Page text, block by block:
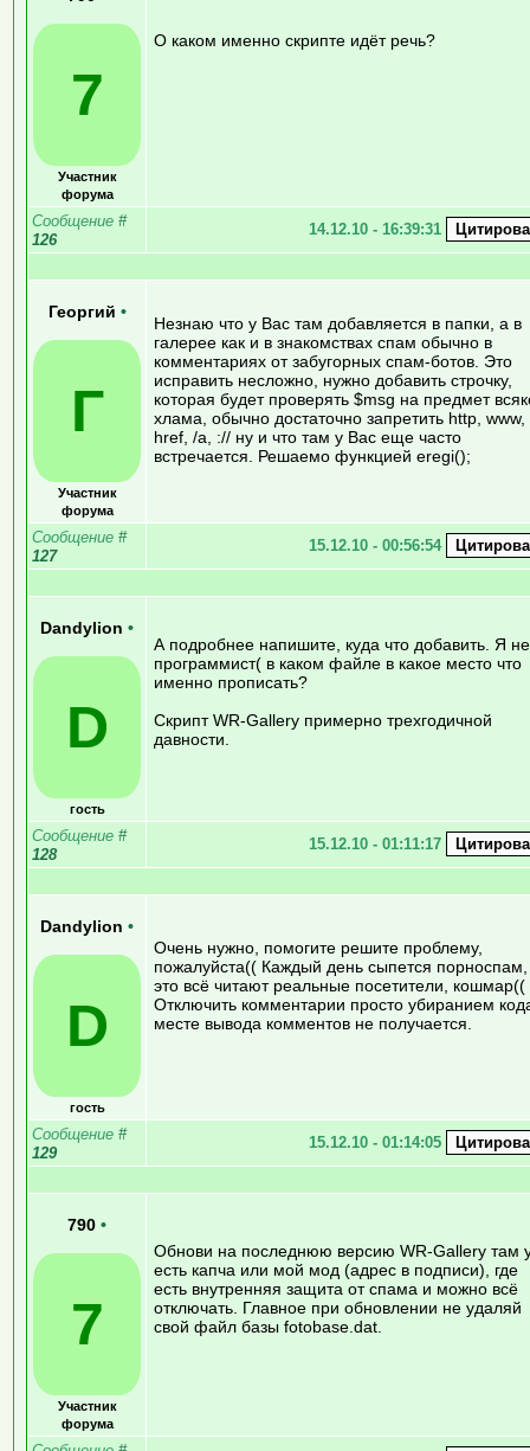
7
Участник
форума
О каком именно скрипте идёт речь?
Сообщение #
126
14.12.10 - 16:39:31
Георгий •
Г
Участник
форума
Незнаю что у Вас там добавляется в папки, а в
галерее как и в знакомствах спам обычно в
комментариях от забугорных спам-ботов. Это
исправить несложно, нужно добавить строчку,
которая будет проверять $msg на предмет
хлама, обычно достаточно запретить http, www,
href, /a, :// ну и что там у Вас еще часто
встречается. Решаемо функцией eregi();
Сообщение #
127
15.12.10 - 00:56:54
Dandylion •
D
гость
А подробнее напишите, куда что добавить. Я не
программист( в каком файле в какое место что
именно прописать?
Скрипт WR-Gallery примерно трехгодичной
давности.
Сообщение #
128
15.12.10 - 01:11:17
Dandylion •
D
гость
Очень нужно, помогите решите проблему,
пожалуйста(( Каждый день сыпется
это всё читают реальные посетители, кошмар((
Отключить комментарии просто убиранием
месте вывода комментов не получается.
Сообщение #
129
15.12.10 - 01:14:05
790 •
7
Участник
форума
Обнови на последнюю версию WR-Gallery там
есть капча или мой мод (адрес в подписи), где
есть внутренняя защита от спама и можно всё
отключать. Главное при обновлении не удаляй
свой файл базы fotobase.dat.